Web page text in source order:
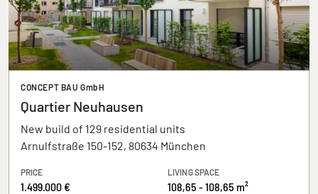
CONCEPT BAU GmbH
Quartier Neuhausen
New build of 129 residential units
Arnulfstraße 150-152, 80634 München
PRICE
1.499.000 €
LIVING SPACE
108,65 - 108,65 m²